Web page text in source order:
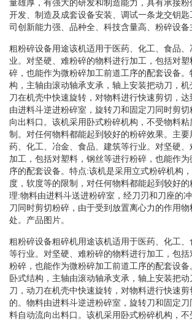
量雄厚，有强大的研发和制造能力，具有承接粉
开发、制造及成套设备安装、调试一条龙交钥
司创新能力强、品种全、科技含量高、粉碎设备
粗粉碎设备用途该机适用于医药、化工、食品
业。对坚硬、难粉碎的物料进行加工，包括对
碎，也能作为微粉碎加工前道工序的配套设备
构，主轴由滚动轴承支承，轴上安装把动刀，
刀在机壳中快速旋转，对物料进行快速剪切，
由进料斗逆进粉碎室，旋转刀和固定刀同时剪
向出料口。该机采用卧式粉碎机构，不受物料
制。对任何物料都能起到较好的粉碎效果。主要
药、化工、冶金、食品、建筑等行业。对坚硬
加工，包括对塑料，钢丝等进行粉碎，也能作
序的配套设备。特点:该机是采用立式粉碎机构
度，软度等的限制，对任何物料都能起到较好
理:物料由进料斗送进粉碎室，经刀刃和刀座的
刀同时剪切粉碎，由于受到放置离心力的作用物
处。产品图片。
粗粉碎设备粗碎机用途该机适用于医药、化工
等行业。对坚硬、难粉碎的物料进行加工，包
粉碎，也能作为微粉碎加工前道工序的配套设备
卧式结构，主轴由滚动轴承支承，轴上安装把
刀，动刀在机壳中快速旋转，对物料进行快速剪
的。物料由进料斗逆进粉碎室，旋转刀和固定
料自动流向出料口。该机采用卧式粉碎机构，